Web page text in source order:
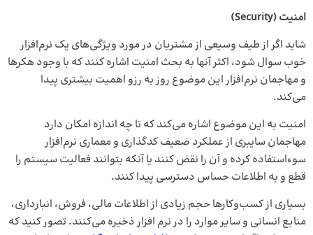
امنیت (Security)
شاید اگر از طیف وسیعی از مشتریان در مورد ویژگی‌های یک نرم‌افزار
خوب سوال شود، اکثر آنها به بحث امنیت اشاره کنند که با وجود هکرها
و مهاجمان نرم‌افزار این موضوع روز به رزو اهمیت بیشتری پیدا
می‌کند.
امنیت به این موضوع اشاره می‌کند که تا چه اندازه امکان دارد
مهاجمان سایبری از عملکرد ضعیف کدگذاری و معماری نرم‌افزار
سوءاستفاده کرده و آن را نقض کنند یا آنکه بتوانند فعالیت سیستم را
قطع و به اطلاعات حساس دسترسی پیدا کنند.
بسیاری از کسب‌وکارها حجم زیادی از اطلاعات مالی، فروش، انبارداری،
منابع انسانی و سایر موارد را در نرم افزار ذخیره می‌کنند. تصور کنید که